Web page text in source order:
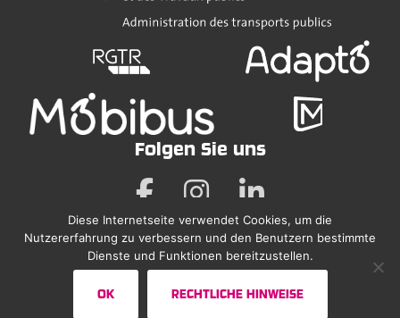
Folgen Sie uns
Rechtliche Hinweise
Diese Internetseite verwendet Cookies, um die
Nutzererfahrung zu verbessern und den Benutzern bestimmte
Dienste und Funktionen bereitzustellen.
OK RECHTLICHE HINWEISE